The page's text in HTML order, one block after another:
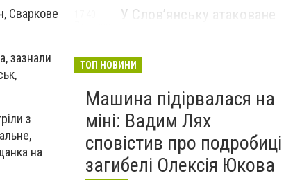
Сваркове
зазнали
з
на
У Слов’янську атаковане
НОВИНИ
ТОП НОВИНИ
Машина підірвалася на
міні: Вадим Лях
сповістив про подробиці
загибелі Олексія Юкова